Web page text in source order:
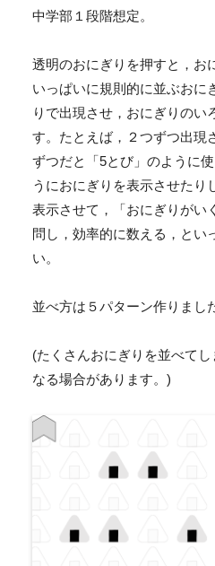
中学部１段階想定。
透明のおにぎりを押すと，お
いっぱいに規則的に並ぶおに
りで出現させ，おにぎりのい
す。たとえば，２つずつ出現
ずつだと「5とび」のように
うにおにぎりを表示させたり
表示させて，「おにぎりがい
問し，効率的に数える，とい
い。
並べ方は５パターン作りまし
(たくさんおにぎりを並べて
なる場合があります。)